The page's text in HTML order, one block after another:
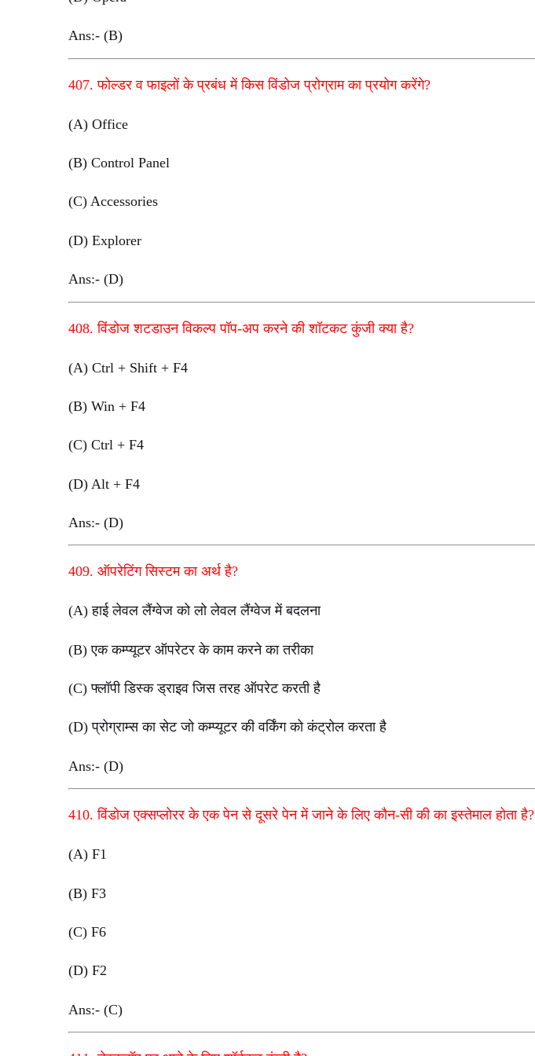
Ans:- (B)
407. फोल्डर व फाइलों के प्रबंध में किस विंडोज प्रोग्राम का प्रयोग करेंगे?
(A) Office
(B) Control Panel
(C) Accessories
(D) Explorer
Ans:- (D)
408. विंडोज शटडाउन विकल्प पॉप-अप करने की शॉटकट कुंजी क्या है?
(A) Ctrl + Shift + F4
(B) Win + F4
(C) Ctrl + F4
(D) Alt + F4
Ans:- (D)
409. ऑपरेटिंग सिस्टम का अर्थ है?
(A) हाई लेवल लैंग्वेज को लो लेवल लैंग्वेज में बदलना
(B) एक कम्प्यूटर ऑपरेटर के काम करने का तरीका
(C) फ्लॉपी डिस्क ड्राइव जिस तरह ऑपरेट करती है
(D) प्रोग्राम्स का सेट जो कम्प्यूटर की वर्किंग को कंट्रोल करता है
Ans:- (D)
410. विंडोज एक्सप्लोरर के एक पेन से दूसरे पेन में जाने के लिए कौन-सी की का इस्तेमाल होता है?
(A) F1
(B) F3
(C) F6
(D) F2
Ans:- (C)